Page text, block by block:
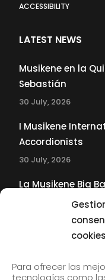
cookies
Para ofrecer las
tecnologías como
ACCESSIBILITY
LATEST NEWS
Musikene en la
Sebastián
30 July, 2026
I Musikene
Accordionists
30 July, 2026
La Musikene Big
Tolliver en el 61